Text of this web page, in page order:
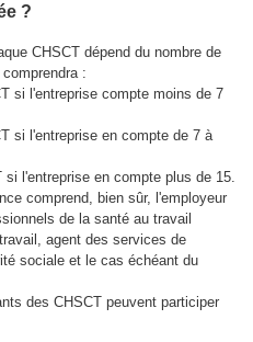
?
CHSCT dépend du nombre de
:
si l'entreprise compte moins de 7
si l'entreprise en compte de 7 à
l'entreprise en compte plus de 15.
comprend, bien sûr, l'employeur
de la santé au travail
agent des services de
sociale et le cas échéant du
des CHSCT peuvent participer